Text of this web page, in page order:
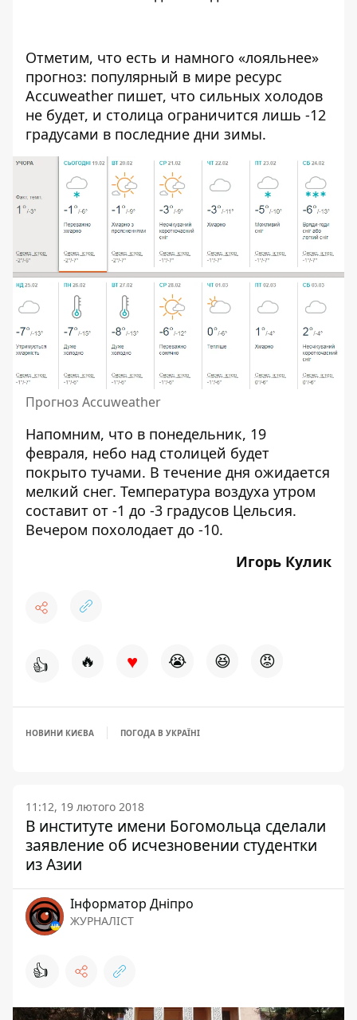
Отметим, что есть и намного «лояльнее»
прогноз: популярный в мире ресурс
Accuweather пишет, что сильных холодов
не будет, и столица ограничится лишь -12
градусами в последние дни зимы.
Прогноз Accuweather
Напомним, что в понедельник, 19
февраля, небо над столицей будет
покрыто тучами. В течение дня ожидается
мелкий снег. Температура воздуха утром
составит от -1 до -3 градусов Цельсия.
Вечером похолодает до -10.
Игорь Кулик
👍 🔥 ♥ 😭 😆 😡
НОВИНИ КИЄВА ПОГОДА В УКРАЇНІ
11:12, 19 лютого 2018
В институте имени Богомольца сделали
заявление об исчезновении студентки
из Азии
Інформатор Дніпро
ЖУРНАЛІСТ
👍